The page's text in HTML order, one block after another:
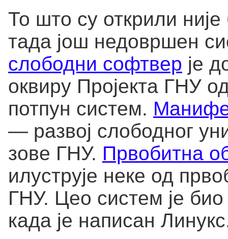
То што су открили
тада још недовршен
слободни софтвер је
оквиру Пројекта ГНУ
потпун систем.
— развој слободног
зове ГНУ. Првобитна
илуструје неке од
ГНУ. Цео систем је
када је написан